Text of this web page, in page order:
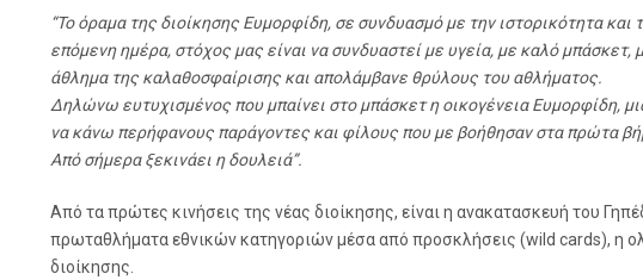
“Το όραμα της διοίκησης Ευμορφίδη, σε συνδυασμό με την ιστορικότητα
επόμενη ημέρα, στόχος μας είναι να συνδυαστεί με υγεία, με καλό
άθλημα της καλαθοσφαίρισης και απολάμβανε θρύλους του αθλήματος.
Δηλώνω ευτυχισμένος που μπαίνει στο μπάσκετ η οικογένεια Ευμορφίδη,
να κάνω περήφανους παράγοντες και φίλους που με βοήθησαν στα πρώτα
Από σήμερα ξεκινάει η δουλειά”.
Από τα πρώτες κινήσεις της νέας διοίκησης, είναι η ανακατασκευή του
πρωταθλήματα εθνικών κατηγοριών μέσα από προσκλήσεις (wild cards), η
διοίκησης.